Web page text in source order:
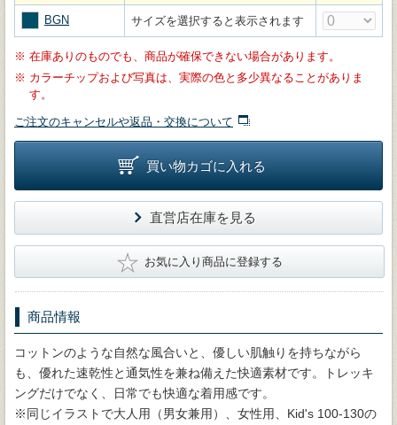
BGN サイズを選択すると表示されます
※ 在庫ありのものでも、商品が確保できない場合があります。
※ カラーチップおよび写真は、実際の色と多少異なることがありま
す。
ご注文のキャンセルや返品・交換について
買い物カゴに入れる
直営店在庫を見る
★ お気に入り商品に登録する
商品情報
コットンのような自然な風合いと、優しい肌触りを持ちながら
も、優れた速乾性と通気性を兼ね備えた快適素材です。トレッキ
ングだけでなく、日常でも快適な着用感です。
※同じイラストで大人用（男女兼用）、女性用、Kid's 100-130の